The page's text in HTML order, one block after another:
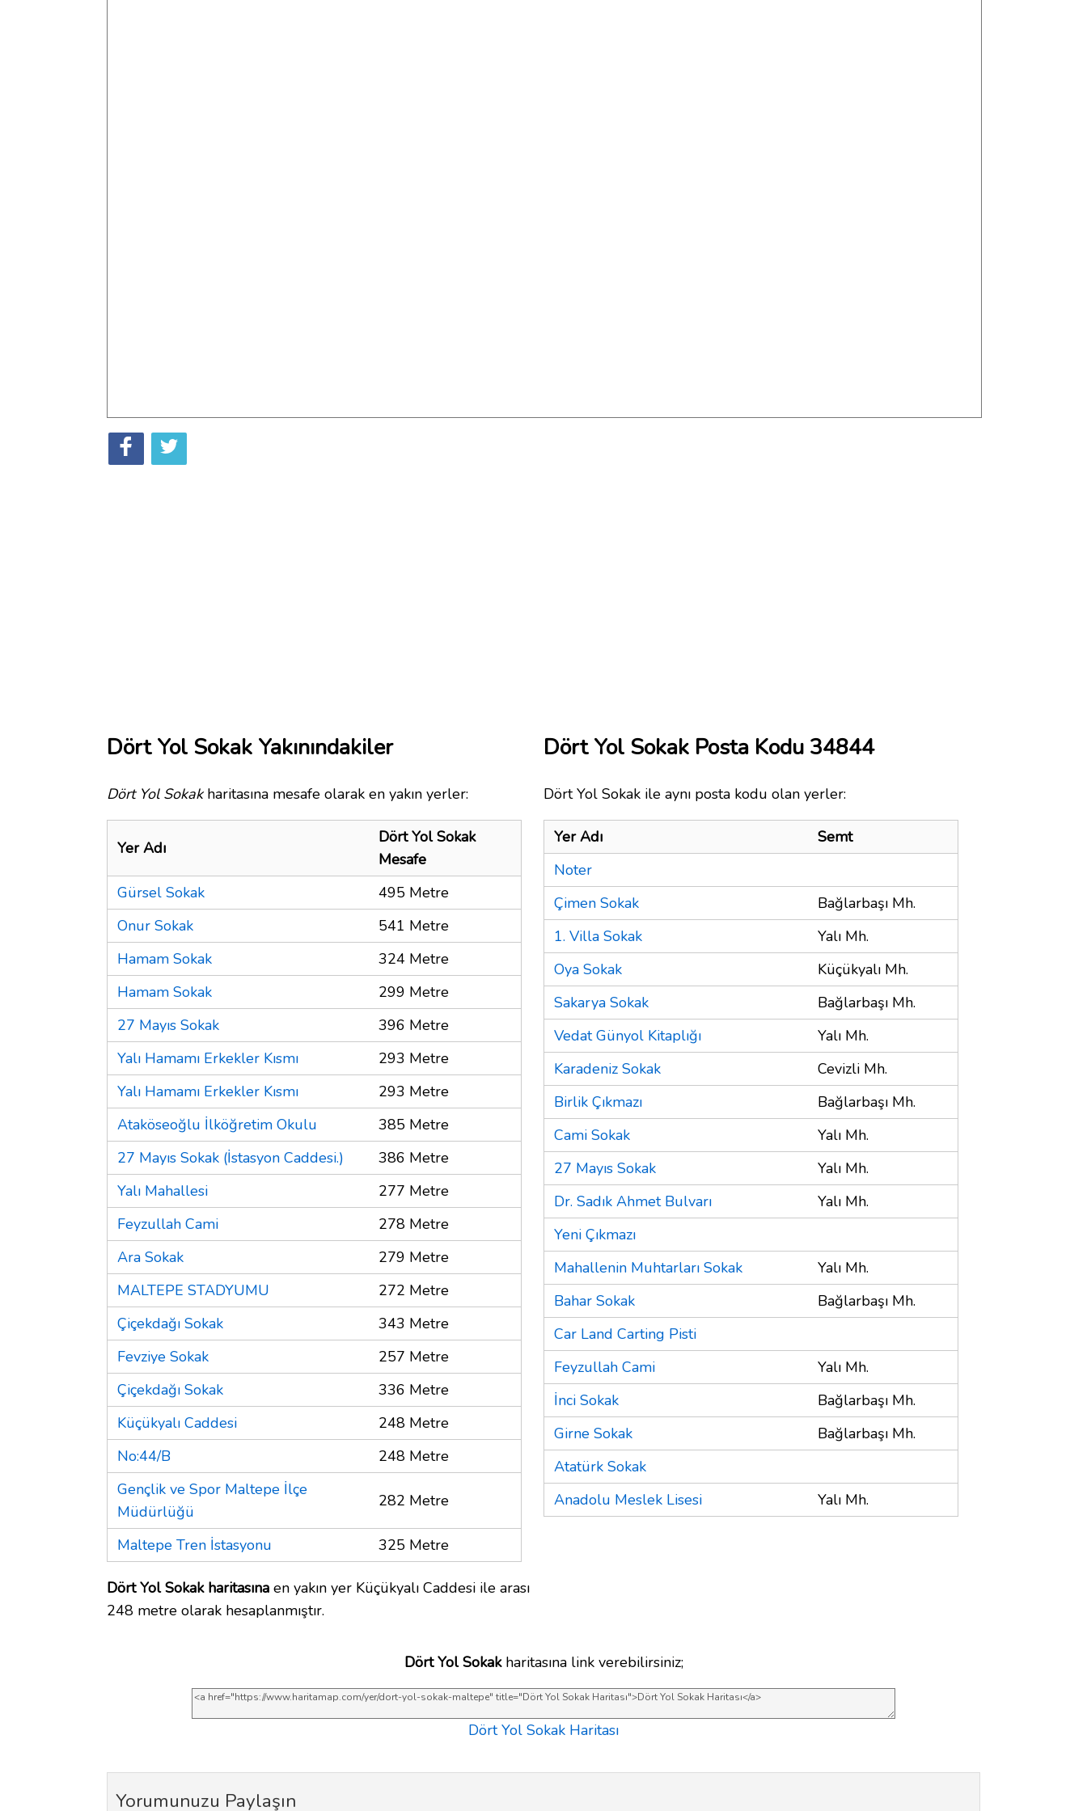
Dört Yol Sokak Yakınındakiler
Dört Yol Sokakharitasına mesafe olarak en yakın yerler:
Yer Adı
Dört Yol Sokak
Mesafe
Gürsel Sokak
495 Metre
Onur Sokak
541 Metre
Hamam Sokak
324 Metre
Hamam Sokak
299 Metre
27 Mayıs Sokak
396 Metre
Yalı Hamamı Erkekler Kısmı
293 Metre
Yalı Hamamı Erkekler Kısmı
293 Metre
Ataköseoğlu İlköğretim Okulu
385 Metre
27 Mayıs Sokak (İstasyon Caddesi.)
386 Metre
Yalı Mahallesi
277 Metre
Feyzullah Cami
278 Metre
Ara Sokak
279 Metre
MALTEPE STADYUMU
272 Metre
Çiçekdağı Sokak
343 Metre
Fevziye Sokak
257 Metre
Çiçekdağı Sokak
336 Metre
Küçükyalı Caddesi
248 Metre
No:44/B
248 Metre
Gençlik ve Spor Maltepe İlçe
Müdürlüğü
282 Metre
Maltepe Tren İstasyonu 325 Metre
Dört Yol Sokak haritasına en yakın yer Küçükyalı Caddesi ile arası
248 metre olarak hesaplanmıştır.
Dört Yol Sokak Posta Kodu 34844
Dört Yol Sokak ile aynı posta kodu olan yerler:
Yer Adı
Semt
Noter
Çimen Sokak
Bağlarbaşı Mh.
1. Villa Sokak
Yalı Mh.
Oya Sokak
Küçükyalı Mh.
Sakarya Sokak
Bağlarbaşı Mh.
Vedat Günyol Kitaplığı
Yalı Mh.
Karadeniz Sokak
Cevizli Mh.
Birlik Çıkmazı
Bağlarbaşı Mh.
Cami Sokak
Yalı Mh.
27 Mayıs Sokak
Yalı Mh.
Dr. Sadık Ahmet Bulvarı
Yalı Mh.
Yeni Çıkmazı
Mahallenin Muhtarları Sokak
Yalı Mh.
Bahar Sokak
Bağlarbaşı Mh.
Car Land Carting Pisti
Feyzullah Cami
Yalı Mh.
İnci Sokak
Bağlarbaşı Mh.
Girne Sokak
Bağlarbaşı Mh.
Atatürk Sokak
Anadolu Meslek Lisesi
Yalı Mh.
Dört Yol Sokakharitasına link verebilirsiniz;
Dört Yol Sokak Haritası
Yorumunuzu Paylaşın